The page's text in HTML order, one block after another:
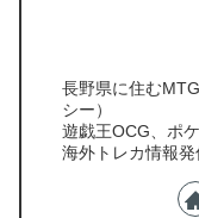
長野県に住む
シー）
遊戯王OCG、ポ
海外トレカ情報発